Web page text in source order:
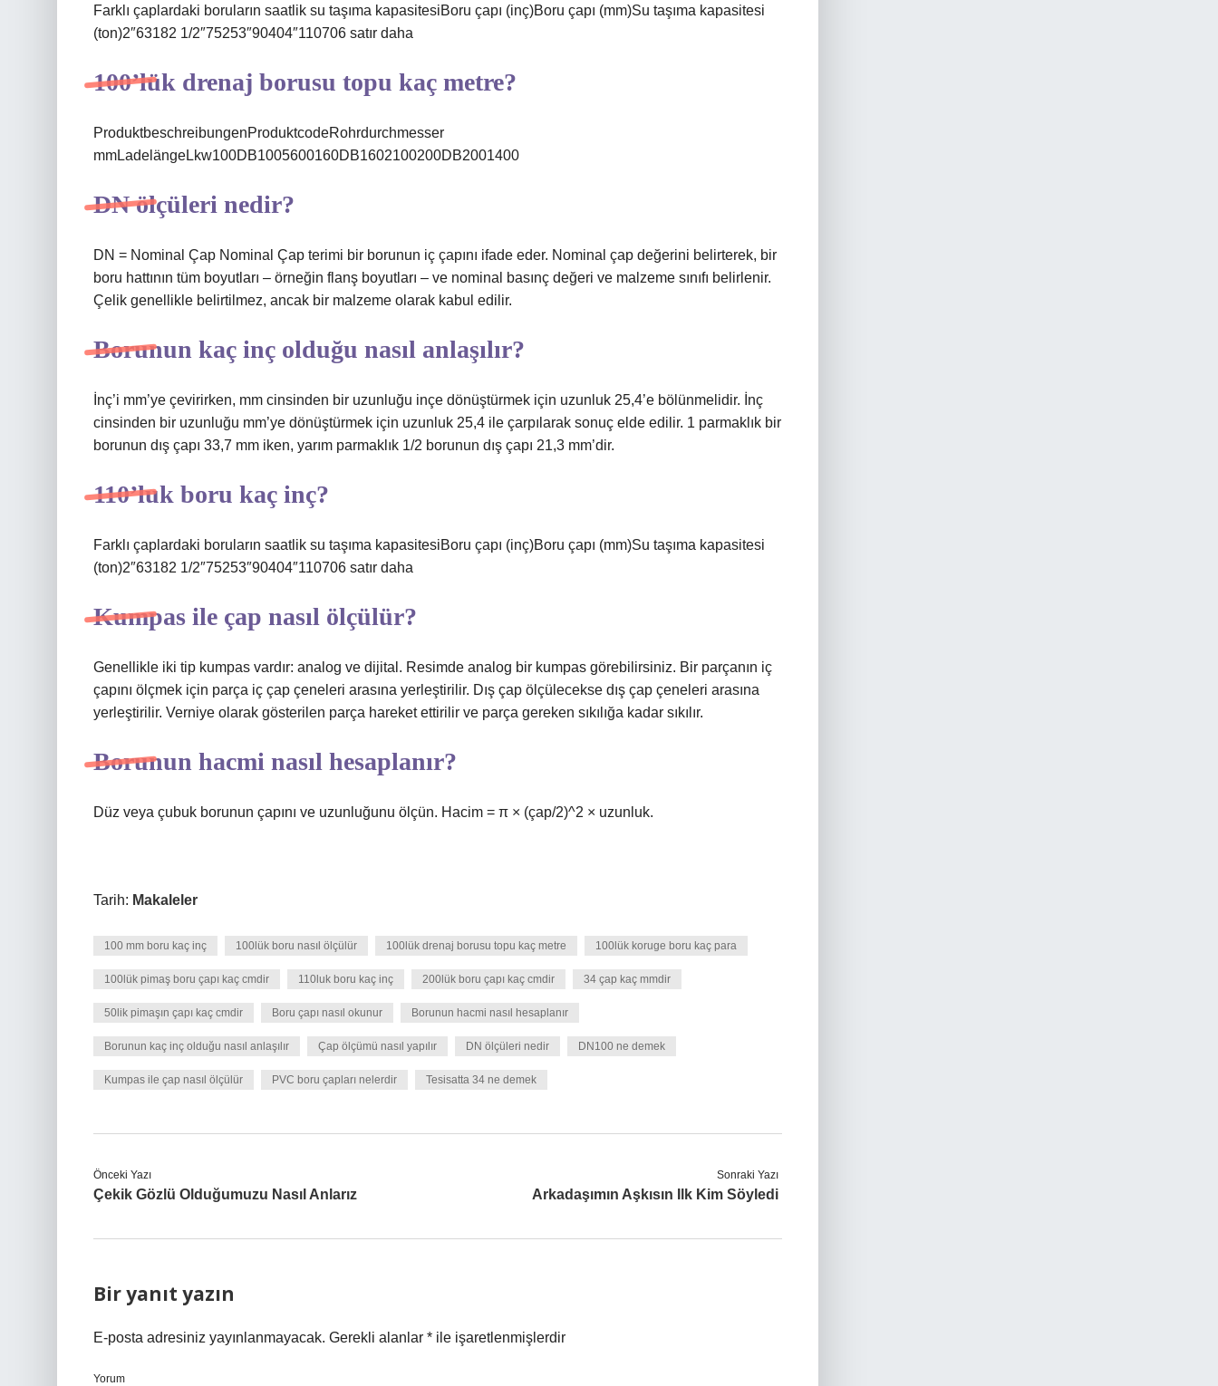
Farklı çaplardaki boruların saatlik su taşıma kapasitesiBoru çapı (inç)Boru çapı (mm)Su taşıma kapasitesi
(ton)2″63182 1/2″75253″90404″110706 satır daha
100’lük drenaj borusu topu kaç metre?
ProduktbeschreibungenProduktcodeRohrdurchmesser
mmLadelängeLkw100DB1005600160DB1602100200DB2001400
DN ölçüleri nedir?
DN = Nominal Çap Nominal Çap terimi bir borunun iç çapını ifade eder. Nominal çap değerini belirterek, bir
boru hattının tüm boyutları – örneğin flanş boyutları – ve nominal basınç değeri ve malzeme sınıfı belirlenir.
Çelik genellikle belirtilmez, ancak bir malzeme olarak kabul edilir.
Borunun kaç inç olduğu nasıl anlaşılır?
İnç’i mm’ye çevirirken, mm cinsinden bir uzunluğu inçe dönüştürmek için uzunluk 25,4’e bölünmelidir. İnç
cinsinden bir uzunluğu mm’ye dönüştürmek için uzunluk 25,4 ile çarpılarak sonuç elde edilir. 1 parmaklık bir
borunun dış çapı 33,7 mm iken, yarım parmaklık 1/2 borunun dış çapı 21,3 mm’dir.
110’luk boru kaç inç?
Farklı çaplardaki boruların saatlik su taşıma kapasitesiBoru çapı (inç)Boru çapı (mm)Su taşıma kapasitesi
(ton)2″63182 1/2″75253″90404″110706 satır daha
Kumpas ile çap nasıl ölçülür?
Genellikle iki tip kumpas vardır: analog ve dijital. Resimde analog bir kumpas görebilirsiniz. Bir parçanın iç
çapını ölçmek için parça iç çap çeneleri arasına yerleştirilir. Dış çap ölçülecekse dış çap çeneleri arasına
yerleştirilir. Verniye olarak gösterilen parça hareket ettirilir ve parça gereken sıkılığa kadar sıkılır.
Borunun hacmi nasıl hesaplanır?
Düz veya çubuk borunun çapını ve uzunluğunu ölçün. Hacim = π × (çap/2)^2 × uzunluk.
Tarih: Makaleler
100 mm boru kaç inç 100lük boru nasıl ölçülür 100lük drenaj borusu topu kaç metre 100lük koruge boru kaç para
100lük pimaş boru çapı kaç cmdir 110luk boru kaç inç 200lük boru çapı kaç cmdir 34 çap kaç mmdir
50lik pimaşın çapı kaç cmdir Boru çapı nasıl okunur Borunun hacmi nasıl hesaplanır
Borunun kaç inç olduğu nasıl anlaşılır Çap ölçümü nasıl yapılır DN ölçüleri nedir DN100 ne demek
Kumpas ile çap nasıl ölçülür PVC boru çapları nelerdir Tesisatta 34 ne demek
Önceki Yazı
Çekik Gözlü Olduğumuzu Nasıl Anlarız
Sonraki Yazı
Arkadaşımın Aşkısın Ilk Kim Söyledi
Bir yanıt yazın
E-posta adresiniz yayınlanmayacak. Gerekli alanlar * ile işaretlenmişlerdir
Yorum